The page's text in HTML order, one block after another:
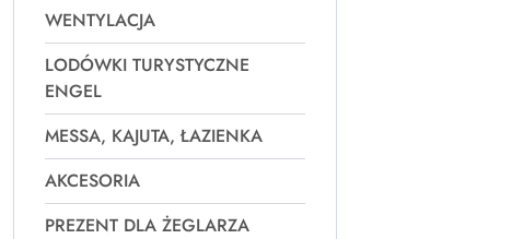
WENTYLACJA
LODÓWKI TURYSTYCZNE
ENGEL
MESSA, KAJUTA, ŁAZIENKA
AKCESORIA
PREZENT DLA ŻEGLARZA